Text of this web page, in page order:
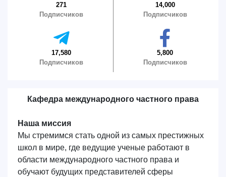
271
Подписчиков
14,000
Подписчиков
17,580
Подписчиков
5,800
Подписчиков
Кафедра международного частного права
Наша миссия
Мы стремимся стать одной из самых престижных
школ в мире, где ведущие ученые работают в
области международного частного права и
обучают будущих представителей сферы